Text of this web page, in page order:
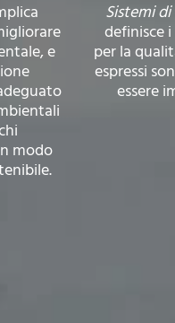
e
modo
Sistemi
definisce
per la
espressi
essere